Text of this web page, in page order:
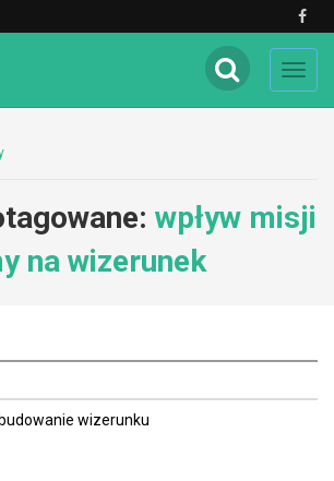
wpływ misji
na wizerunek
wizerunku